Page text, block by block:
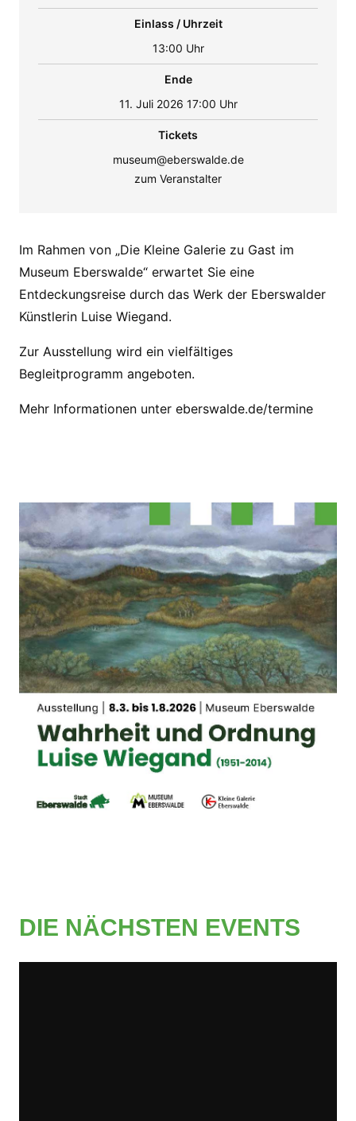
Einlass / Uhrzeit
13:00 Uhr
Ende
11. Juli 2026 17:00 Uhr
Tickets
museum@eberswalde.de
zum Veranstalter
Im Rahmen von „Die Kleine Galerie zu Gast im
Museum Eberswalde“ erwartet Sie eine
Entdeckungsreise durch das Werk der Eberswalder
Künstlerin Luise Wiegand.
Zur Ausstellung wird ein vielfältiges
Begleitprogramm angeboten.
Mehr Informationen unter eberswalde.de/termine
DIE NÄCHSTEN EVENTS